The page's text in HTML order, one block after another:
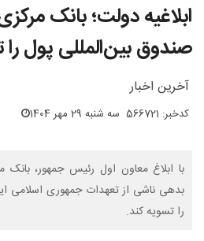
ابلاغیه دولت؛ بانک
صندوق بین‌المللی پول
آخرین اخبار
کدخبر: 566721 سه شنبه 29 مهر 1404
بدهی ناشی از تعهدات جمهوری اسلامی
را تسویه کند.